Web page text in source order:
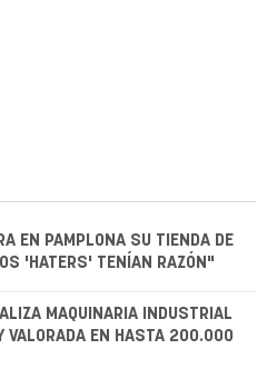
EN PAMPLONA SU TIENDA DE
'HATERS' TENÍAN RAZÓN"
MAQUINARIA INDUSTRIAL
VALORADA EN HASTA 200.000